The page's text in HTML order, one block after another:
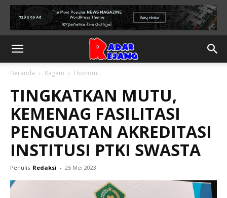
Beranda Ragam Ekonomi
TINGKATKAN MUTU,
KEMENAG FASILITASI
PENGUATAN AKREDITASI
INSTITUSI PTKI SWASTA
Penulis Redaksi - 25 Mei 2023